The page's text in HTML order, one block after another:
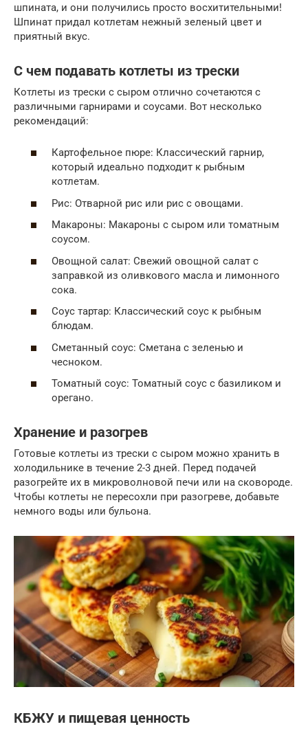
шпината, и они получились просто восхитительными!
Шпинат придал котлетам нежный зеленый цвет и
приятный вкус.
С чем подавать котлеты из трески
Котлеты из трески с сыром отлично сочетаются с
различными гарнирами и соусами. Вот несколько
рекомендаций:
Картофельное пюре: Классический гарнир,
который идеально подходит к рыбным
котлетам.
Рис: Отварной рис или рис с овощами.
Макароны: Макароны с сыром или томатным
соусом.
Овощной салат: Свежий овощной салат с
заправкой из оливкового масла и лимонного
сока.
Соус тартар: Классический соус к рыбным
блюдам.
Сметанный соус: Сметана с зеленью и
чесноком.
Томатный соус: Томатный соус с базиликом и
орегано.
Хранение и разогрев
Готовые котлеты из трески с сыром можно хранить в
холодильнике в течение 2-3 дней. Перед подачей
разогрейте их в микроволновой печи или на сковороде.
Чтобы котлеты не пересохли при разогреве, добавьте
немного воды или бульона.
КБЖУ и пищевая ценность